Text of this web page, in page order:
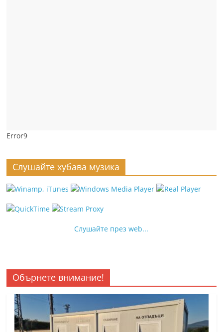
Error9
Слушайте хубава музика
Слушайте през web...
Обърнете внимание!